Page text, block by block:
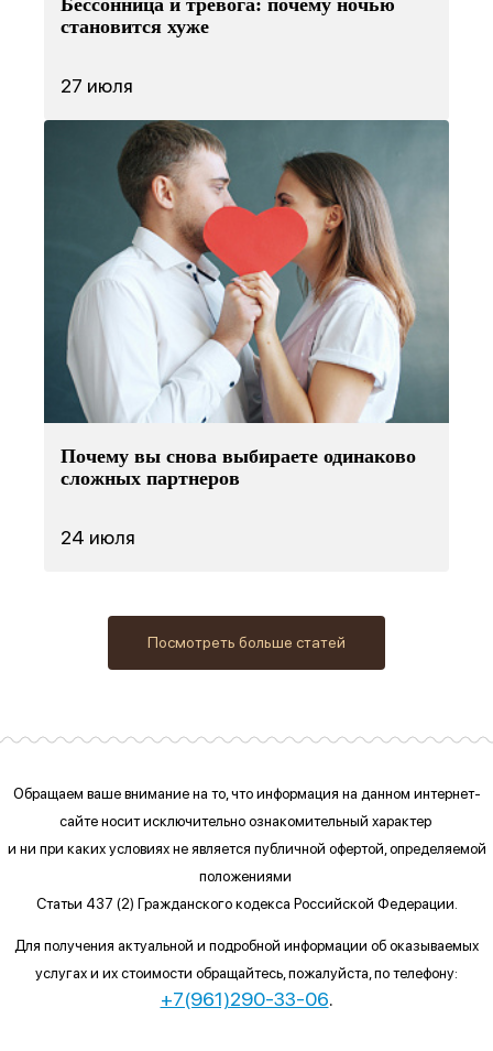
становится хуже
27 июля
Почему вы снова выбираете одинаково
сложных партнеров
24 июля
Посмотреть больше статей
Обращаем ваше внимание на то, что информация на данном интернет-
сайтеносит исключительно ознакомительный характер
и ни при каких условияхне является публичной офертой, определяемой
положениями
Статьи 437 (2) Гражданского кодекса Российской Федерации.
Для получения актуальной и подробной информации об оказываемых
услугах и их стоимости обращайтесь, пожалуйста, по телефону:
+7(961)290-33-06.